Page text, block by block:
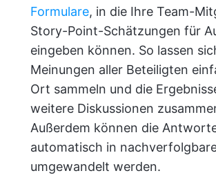
Formulare, in die Ihre Team-
Story-Point-Schätzungen für
eingeben können. So lassen
Meinungen aller Beteiligten
Ort sammeln und die
weitere Diskussionen
Außerdem können die
automatisch in
umgewandelt werden.